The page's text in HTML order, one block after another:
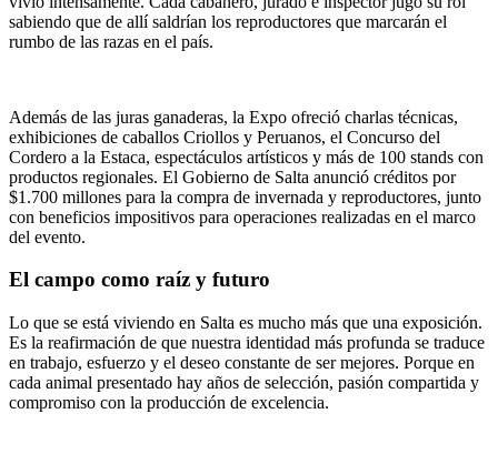
sabiendo que de allí saldrían los reproductores que marcarán el
rumbo de las razas en el país.
Además de las juras ganaderas, la Expo ofreció charlas técnicas,
exhibiciones de caballos Criollos y Peruanos, el Concurso del
Cordero a la Estaca, espectáculos artísticos y más de 100 stands con
productos regionales. El Gobierno de Salta anunció créditos por
$1.700 millones para la compra de invernada y reproductores, junto
con beneficios impositivos para operaciones realizadas en el marco
del evento.
El campo como raíz y futuro
Lo que se está viviendo en Salta es mucho más que una exposición.
Es la reafirmación de que nuestra identidad más profunda se traduce
en trabajo, esfuerzo y el deseo constante de ser mejores. Porque en
cada animal presentado hay años de selección, pasión compartida y
compromiso con la producción de excelencia.